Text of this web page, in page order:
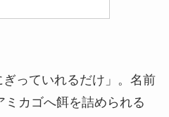
っていれるだけ」。名前
カゴへ餌を詰められる